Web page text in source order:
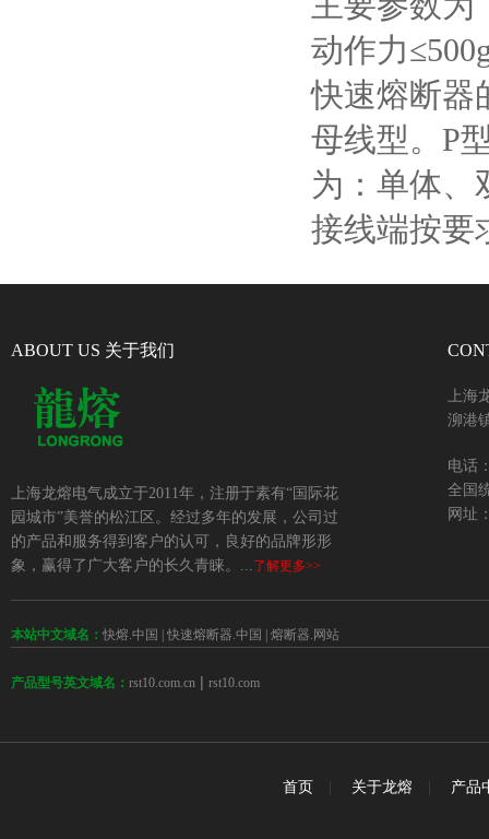
动作力≤
快速熔断器
母线型。 P
为：单体、
接线端按要
ABOUT US 关于我们
上海龙熔电气成立于2011年，注册于素有“国际花
园城市”美誉的松江区。经过多年的发展，公司过
的产品和服务得到客户的认可，良好的品牌形形
象，赢得了广大客户的长久青睐。...了解更多>>
上海
泖港
电话
全国
网址
本站中文域名： 快熔.中国 快速熔断器.中国 熔断器.网站
产品型号英文域名： rst10.com.cn | rst10.com
首页 关于龙熔 产品